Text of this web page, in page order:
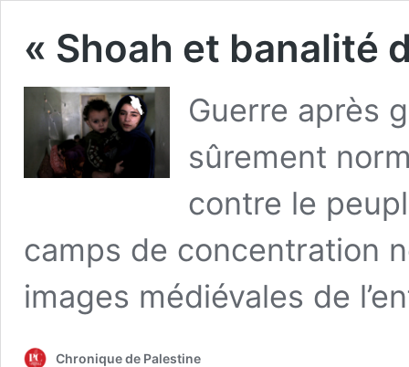
« Shoah et banalité
Guerre après
sûrement
contre le
camps de concentration
images médiévales de
Chronique de Palestine